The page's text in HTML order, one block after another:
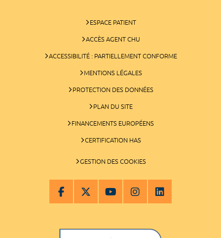
ESPACE PATIENT
ACCÈS AGENT CHU
ACCESSIBILITÉ : PARTIELLEMENT CONFORME
MENTIONS LÉGALES
PROTECTION DES DONNÉES
PLAN DU SITE
FINANCEMENTS EUROPÉENS
CERTIFICATION HAS
GESTION DES COOKIES